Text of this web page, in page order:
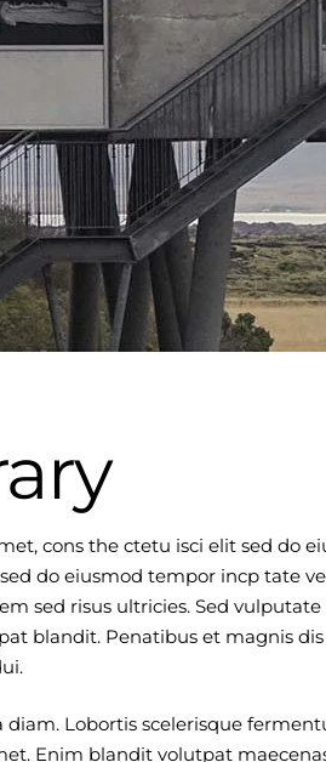
cons the ctetu isci elit sed do
do eiusmod tempor incp tate
sed risus ultricies. Sed
blandit. Penatibus et magnis
Lobortis scelerisque
Enim blandit volutpat